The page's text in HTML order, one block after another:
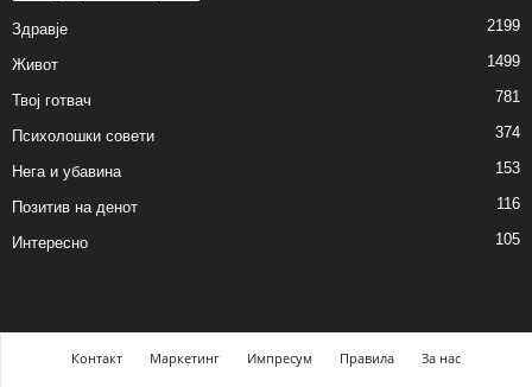
Здравје 2199
Живот 1499
Твој готвач 781
Психолошки совети 374
Нега и убавина 153
Позитив на денот 116
Интересно 105
Контакт Маркетинг Импресум Правила
За нас